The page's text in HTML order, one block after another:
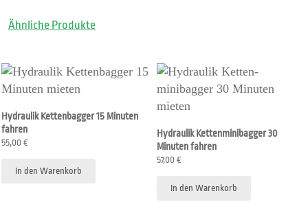
Ähnliche Produkte
Hydraulik Kettenbagger 15 Minuten
fahren
55,00 €
In den Warenkorb
Hydraulik Kettenminibagger 30
Minuten fahren
57,00€
In den Warenkorb